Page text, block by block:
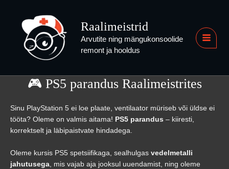
content
Raalimeistrid
Arvutite ning mängukonsoolide
remont ja hooldus
🎮 PS5 parandus Raalimeistrites
Sinu PlayStation 5 ei loe plaate, ventilaator müriseb või üldse ei
tööta? Oleme on valmis aitama! PS5 parandus – kiiresti,
korrektselt ja läbipaistvate hindadega.
Oleme kursis PS5 spetsiifikaga, sealhulgas vedelmetalli
jahutusega, mis vajab aja jooksul uuendamist, ning oleme